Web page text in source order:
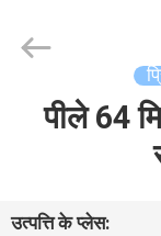
ALLEN
CO.,LTD..
पीले 64
उत्पत्ति के प्लेस: